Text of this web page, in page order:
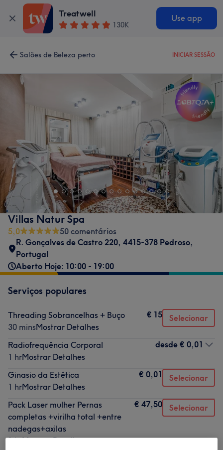
Treatwell
130K
Use app
Salões de Beleza perto INICIAR SESSÃO
Villas Natur Spa
5,0
50 comentários
R. Gonçalves de Castro 220, 4415-378 Pedroso,
Portugal
Aberto Hoje: 10:00 - 19:00
Serviços populares
Threading Sobrancelhas + Buço
30 minsMostrar Detalhes
€ 15 Selecionar
Radiofrequência Corporal
1 hrMostrar Detalhes
desde € 0,01
Ginasio da Estética
1 hrMostrar Detalhes
€ 0,01 Selecionar
Pack Laser mulher Pernas
completas +virilha total +entre
nadegas+axilas
1 hrMostrar Detalhes
€ 47,50 Selecionar